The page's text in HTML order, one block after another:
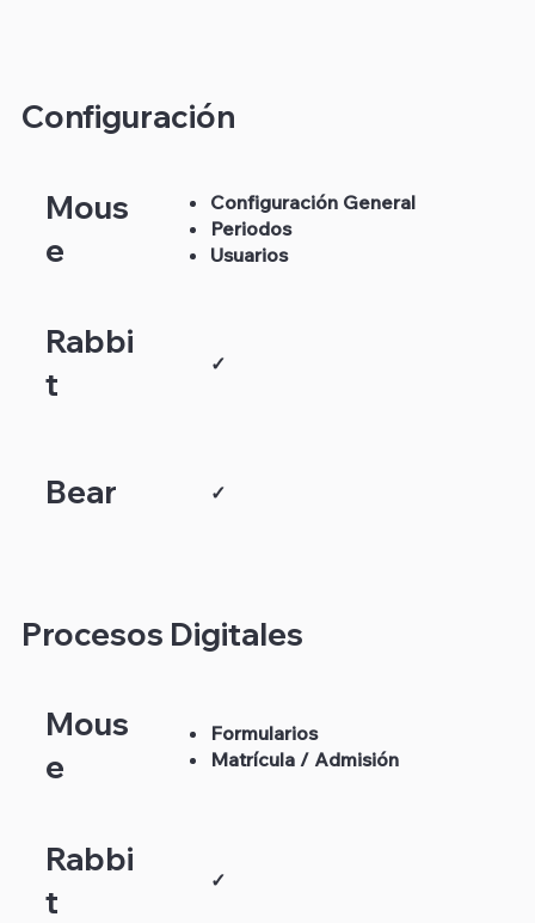
Configuración General
Periodos
Usuarios
Mous
e
✓
Rabbi
t
✓
Bear
Configuración
Procesos Digitales
Formularios
Matrícula / Admisión
Mous
e
✓
Rabbi
t